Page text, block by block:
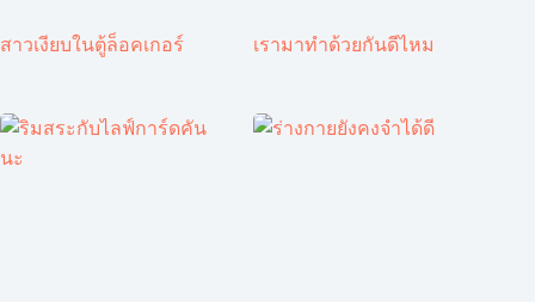
สาวเงียบในตู้ล็อคเกอร์ เรามาทำด้วยกันดีไหม